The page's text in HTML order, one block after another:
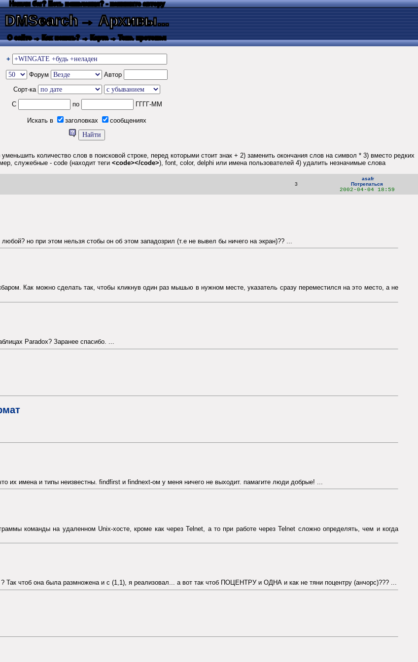
Нашли баг? Есть пожелания? - напишите автору
DMSearch→ Архивы...
О сайте → Как искать? → Карта → Текс. протокол
+
Форум
Автор
Сорт-ка
С
по ГГГГ-ММ
Искать в заголовках сообщениях
количество слов в поисковой строке, перед которыми стоит знак + 2) заменить окончания слов на символ * 3) вместо редких
служебные - code (находит теги <code></code>), font, color, delphi или имена пользователей 4) удалить незначимые слова
3
asafr
Потрепаться
2002-04-04 18:59
но при этом нельзя стобы он об этом западозрил (т.е не вывел бы ничего на экран)?? ...
Как можно сделать так, чтобы кликнув один раз мышью в нужном месте, указатель сразу переместился на это место, а не
Paradox? Заранее спасибо. ...
их имена и типы неизвестны. findfirst и findnext-ом у меня ничего не выходит. памагите люди добрые! ...
команды на удаленном Unix-хосте, кроме как через Telnet, а то при работе через Telnet сложно определять, чем и когда
Так чтоб она была размножена и с (1,1), я реализовал... а вот так чтоб ПОЦЕНТРУ и ОДНА и как не тяни поцентру (анчорс)??? ...